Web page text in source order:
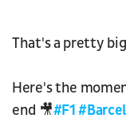
That's a pretty
Here's the
end 🎥#F1